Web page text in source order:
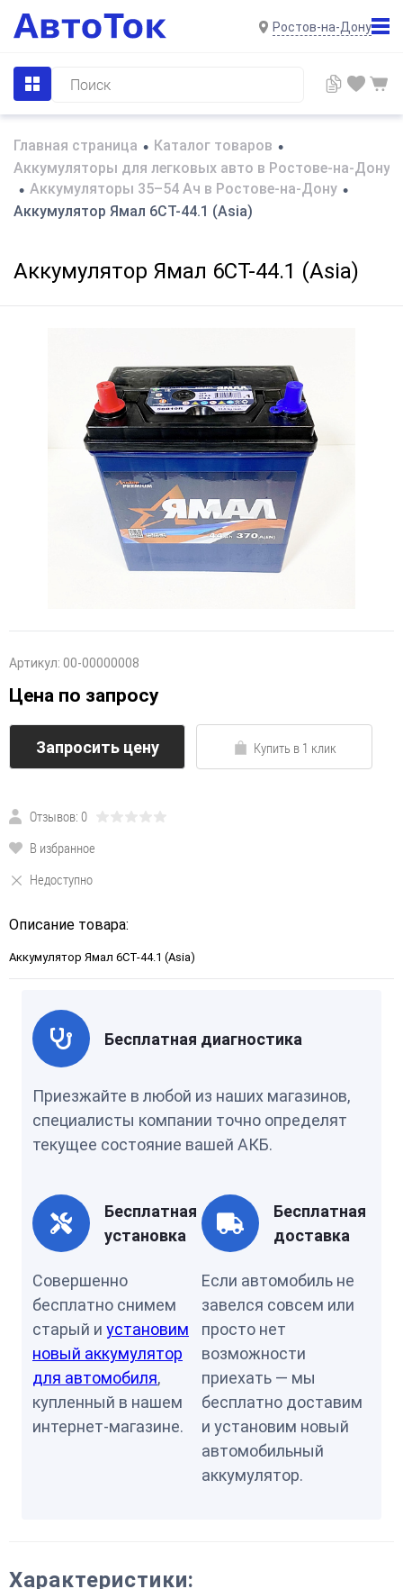
Ростов-на-Дону
Главная страница • Каталог товаров •
Аккумуляторы для легковых авто в Ростове-на-Дону
• Аккумуляторы 35–54 Ач в Ростове-на-Дону •
Аккумулятор Ямал 6CT-44.1 (Asia)
Аккумулятор Ямал 6CT-44.1 (Asia)
Артикул: 00-00000008
Цена по запросу
Запросить цену Купить в 1 клик
Отзывов: 0
В избранное
Недоступно
Описание товара:
Аккумулятор Ямал 6CT-44.1 (Asia)
Бесплатная диагностика
Приезжайте в любой из наших магазинов,
специалисты компании точно определят
текущее состояние вашей АКБ.
Бесплатная
установка
Совершенно
бесплатно снимем
старый и установим
новый аккумулятор
для автомобиля,
купленный в нашем
интернет-магазине.
Бесплатная
доставка
Если автомобиль не
завелся совсем или
просто нет
возможности
приехать — мы
бесплатно доставим
и установим новый
автомобильный
аккумулятор.
Характеристики: